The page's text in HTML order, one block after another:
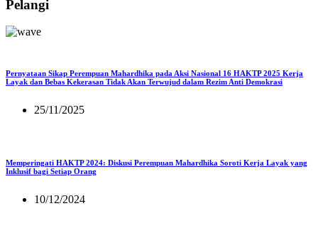
Pelangi
Pernyataan Sikap Perempuan Mahardhika pada Aksi Nasional 16 HAKTP 2025 Kerja
Layak dan Bebas Kekerasan Tidak Akan Terwujud dalam Rezim Anti Demokrasi
25/11/2025
Memperingati HAKTP 2024: Diskusi Perempuan Mahardhika Soroti Kerja Layak yang
Inklusif bagi Setiap Orang
10/12/2024